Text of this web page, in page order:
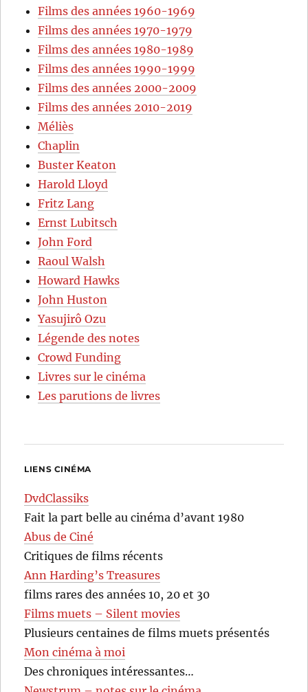
Films des années 1960-1969
Films des années 1970-1979
Films des années 1980-1989
Films des années 1990-1999
Films des années 2000-2009
Films des années 2010-2019
Méliès
Chaplin
Buster Keaton
Harold Lloyd
Fritz Lang
Ernst Lubitsch
John Ford
Raoul Walsh
Howard Hawks
John Huston
Yasujirô Ozu
Légende des notes
Crowd Funding
Livres sur le cinéma
Les parutions de livres
LIENS CINÉMA
DvdClassiks
Fait la part belle au cinéma d’avant 1980
Abus de Ciné
Critiques de films récents
Ann Harding’s Treasures
films rares des années 10, 20 et 30
Films muets – Silent movies
Plusieurs centaines de films muets présentés
Mon cinéma à moi
Des chroniques intéressantes…